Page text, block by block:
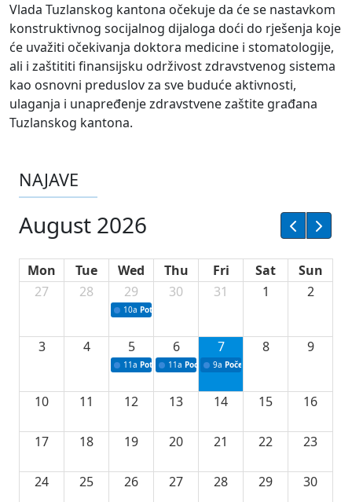
Vlada Tuzlanskog kantona očekuje da će se nastavkom
konstruktivnog socijalnog dijaloga doći do rješenja koje
će uvažiti očekivanja doktora medicine i stomatologije,
ali i zaštititi finansijsku održivost zdravstvenog sistema
kao osnovni preduslov za sve buduće aktivnosti,
ulaganja i unapređenje zdravstvene zaštite građana
Tuzlanskog kantona.
NAJAVE
August 2026
Mon Tue Wed Thu Fri Sat
Sun
27
28 29
10a Potpisivanje ugovora sa neprofitnim
30 31 1 2
3 4 5
11a Potpisivanje ugovora o stipendijama za
6
11a Podrška razvoju vodne infrastrukture u
7
9a Početak izgradnje nove
8 9
10 11 12 13 14 15 16
17 18 19 20 21 22 23
24 25 26 27 28 29 30